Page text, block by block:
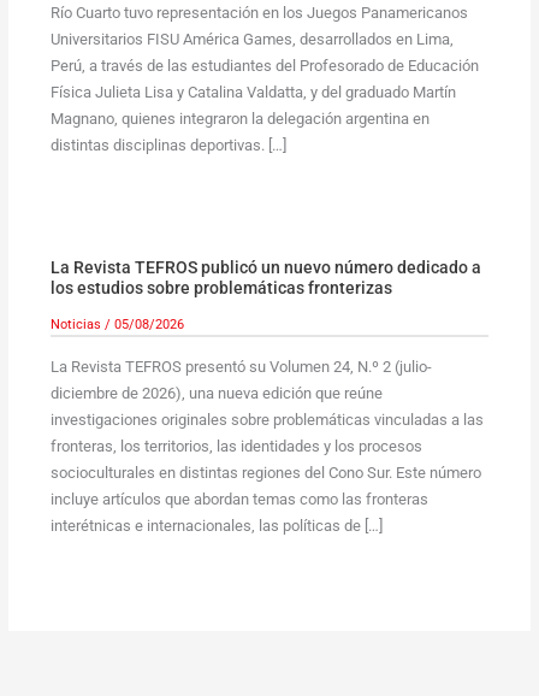
Río Cuarto tuvo representación en los Juegos Panamericanos
Universitarios FISU América Games, desarrollados en Lima,
Perú, a través de las estudiantes del Profesorado de Educación
Física Julieta Lisa y Catalina Valdatta, y del graduado Martín
Magnano, quienes integraron la delegación argentina en
distintas disciplinas deportivas. […]
La Revista TEFROS publicó un nuevo número dedicado a
los estudios sobre problemáticas fronterizas
Noticias / 05/08/2026
La Revista TEFROS presentó su Volumen 24, N.º 2 (julio-
diciembre de 2026), una nueva edición que reúne
investigaciones originales sobre problemáticas vinculadas a las
fronteras, los territorios, las identidades y los procesos
socioculturales en distintas regiones del Cono Sur. Este número
incluye artículos que abordan temas como las fronteras
interétnicas e internacionales, las políticas de […]